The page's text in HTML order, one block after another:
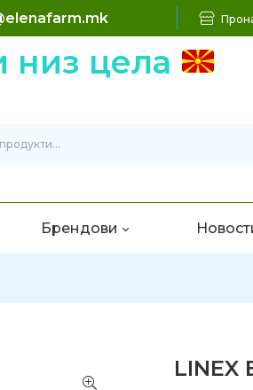
цела
Брендови
LINEX